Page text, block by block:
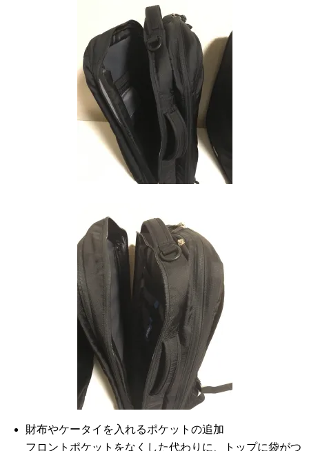
財布やケータイを入れるポケットの追加
フロントポケットをなくした代わりに、トップに袋がつ